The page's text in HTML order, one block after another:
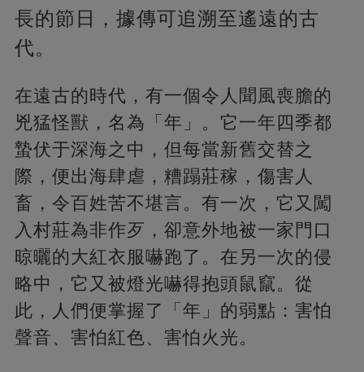
長的節日，據傳可追溯至遙遠的古
代。
在遠古的時代，有一個令人聞風喪膽的
兇猛怪獸，名為「年」。它一年四季都
蟄伏于深海之中，但每當新舊交替之
際，便出海肆虐，糟蹋莊稼，傷害人
畜，令百姓苦不堪言。有一次，它又闖
入村莊為非作歹，卻意外地被一家門口
晾曬的大紅衣服嚇跑了。在另一次的侵
略中，它又被燈光嚇得抱頭鼠竄。從
此，人們便掌握了「年」的弱點：害怕
聲音、害怕紅色、害怕火光。